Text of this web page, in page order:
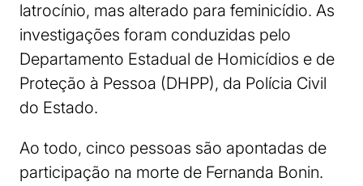
latrocínio, mas alterado para feminicídio. As
investigações foram conduzidas pelo
Departamento Estadual de Homicídios e de
Proteção à Pessoa (DHPP), da Polícia Civil
do Estado.
Ao todo, cinco pessoas são apontadas de
participação na morte de Fernanda Bonin.